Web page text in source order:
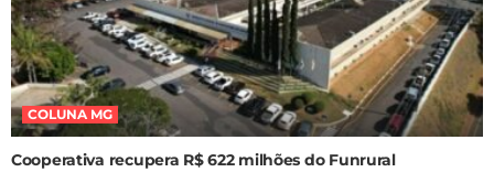
COLUNA MG
Cooperativa recupera R$ 622 milhões do Funrural